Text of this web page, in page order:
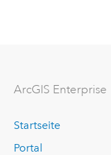
ArcGIS Enterprise
Startseite
Portal